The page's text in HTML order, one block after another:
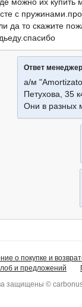
с
да то скажите
Ответ
а/м
Петухова, 35
Они в разных
о покупке и
и предложений
защищены ©